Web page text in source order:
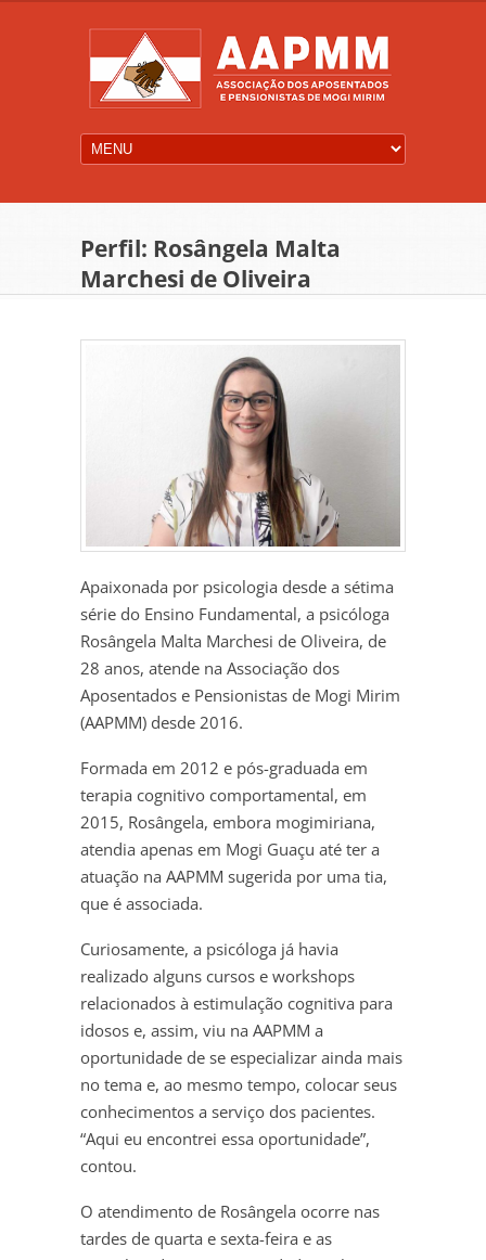
Perfil: Rosângela Malta
Marchesi de Oliveira
Apaixonada por psicologia desde a sétima
série do Ensino Fundamental, a psicóloga
Rosângela Malta Marchesi de Oliveira, de
28 anos, atende na Associação dos
Aposentados e Pensionistas de Mogi Mirim
(AAPMM) desde 2016.
Formada em 2012 e pós-graduada em
terapia cognitivo comportamental, em
2015, Rosângela, embora mogimiriana,
atendia apenas em Mogi Guaçu até ter a
atuação na AAPMM sugerida por uma tia,
que é associada.
Curiosamente, a psicóloga já havia
realizado alguns cursos e workshops
relacionados à estimulação cognitiva para
idosos e, assim, viu na AAPMM a
oportunidade de se especializar ainda mais
no tema e, ao mesmo tempo, colocar seus
conhecimentos a serviço dos pacientes.
“Aqui eu encontrei essa oportunidade”,
contou.
O atendimento de Rosângela ocorre nas
tardes de quarta e sexta-feira e as